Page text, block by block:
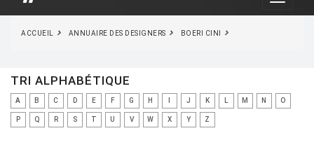
ACCUEIL ANNUAIRE DES DESIGNERS BOERI CINI
TRI ALPHABÉTIQUE
A B C D E F G H J K M N O
P Q R S T U V W X Y Z